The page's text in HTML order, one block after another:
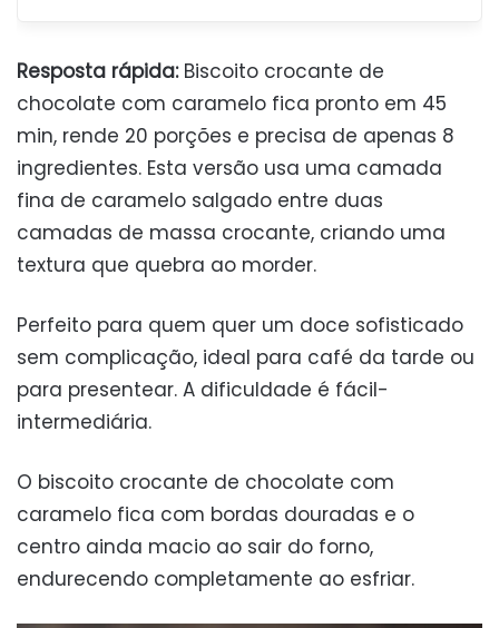
Resposta rápida:Biscoito crocante de
chocolate com caramelo fica pronto em 45
min, rende 20 porções e precisa de apenas 8
ingredientes. Esta versão usa uma camada
fina de caramelo salgado entre duas
camadas de massa crocante, criando uma
textura que quebra ao morder.
Perfeito para quem quer um doce sofisticado
sem complicação, ideal para café da tarde ou
para presentear. A dificuldade é fácil-
intermediária.
O biscoito crocante de chocolate com
caramelo fica com bordas douradas e o
centro ainda macio ao sair do forno,
endurecendo completamente ao esfriar.